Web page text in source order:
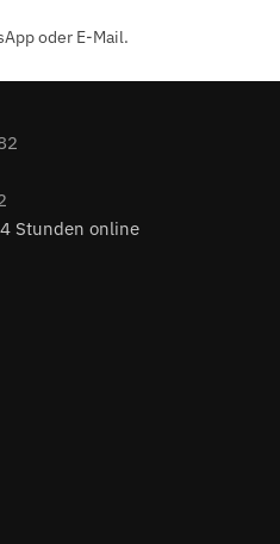
oder E-Mail.
Stunden online